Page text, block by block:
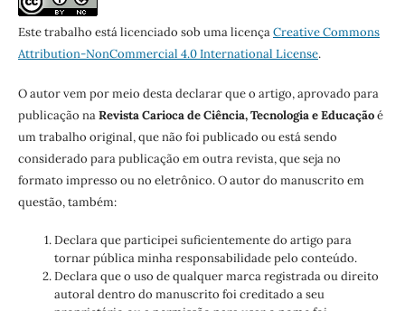
Este trabalho está licenciado sob uma licençaCreative Commons
Attribution-NonCommercial 4.0 International License.
O autor vem por meio desta declarar que o artigo, aprovado para
publicação naRevista Carioca de Ciência, Tecnologia e Educaçãoé
um trabalho original, que não foi publicado ou está sendo
considerado para publicação em outra revista, que seja no
formato impresso ou no eletrônico. O autor do manuscrito em
questão, também:
Declara que participei suficientemente do artigo para
tornar pública minha responsabilidade pelo conteúdo.
Declara que o uso de qualquer marca registrada ou direito
autoral dentro do manuscrito foi creditado a seu